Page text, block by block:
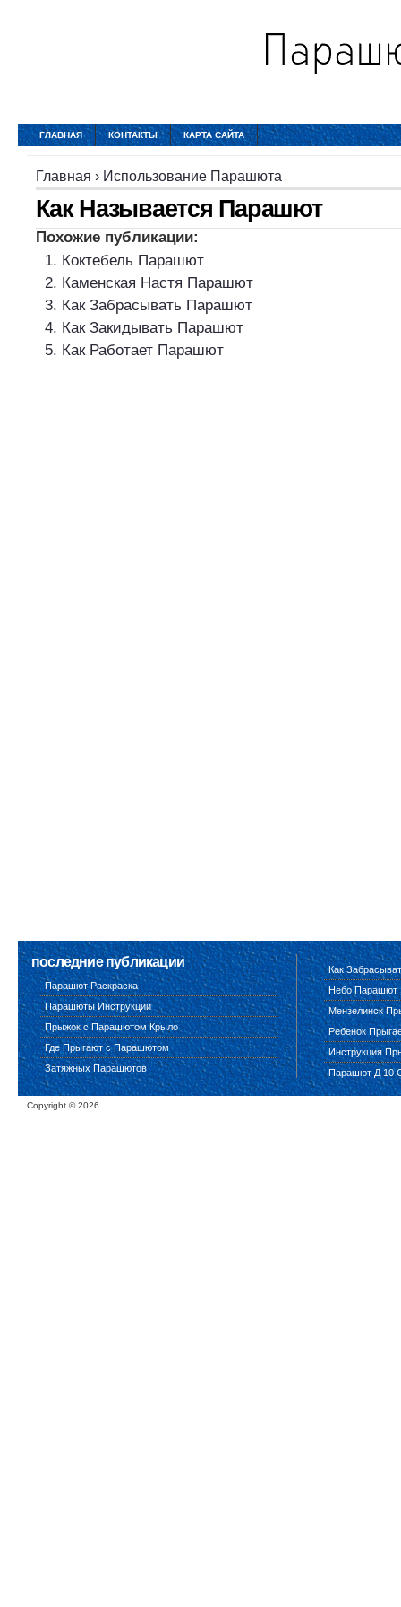
ГЛАВНАЯ КОНТАКТЫ КАРТА САЙТА
Главная › Использование Парашюта
Как Называется Парашют
Похожие публикации:
Коктебель Парашют
Каменская Настя Парашют
Как Забрасывать Парашют
Как Закидывать Парашют
Как Работает Парашют
последние публикации
Парашют Раскраска
Парашюты Инструкции
Прыжок с Парашютом Крыло
Где Прыгают с Парашютом
Затяжных Парашютов
Как
Небо Парашют
Мензелинск
Ребенок
Инструкция
Парашют Д 10
Copyright ©2026